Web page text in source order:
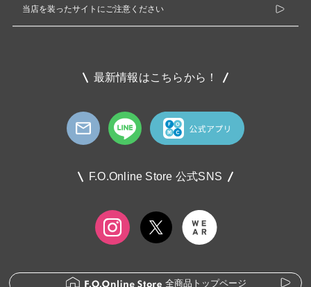
当店を装ったサイトにご注意ください
最新情報はこちらから！
F.O.Online Store 公式SNS
全商品トップページ